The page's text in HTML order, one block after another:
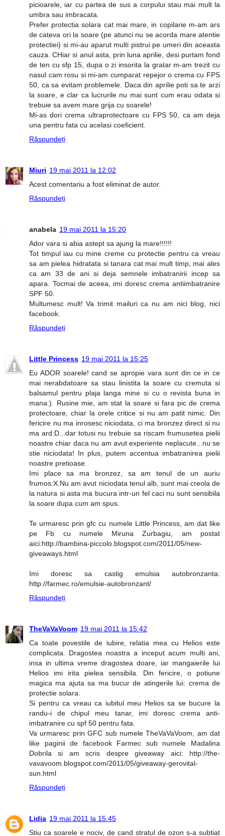
picioarele, iar cu partea de sus a corpului stau mai mult la
umbra sau imbracata.
Prefer protectia solara cat mai mare, in copilarie m-am ars
de cateva ori la soare (pe atunci nu se acorda mare atentie
protectiei) si mi-au aparut multi pistrui pe umeri din aceasta
cauza. CHiar si anul asta, prin luna aprilie, desi purtam fond
de ten cu sfp 15, dupa o zi insorita la gratar m-am trezit cu
nasul cam rosu si mi-am cumparat repejor o crema cu FPS
50, ca sa evitam problemele. Daca din aprilie poti sa te arzi
la soare, e clar ca lucrurile nu mai sunt cum erau odata si
trebuie sa avem mare grija cu soarele!
Mi-as dori crema ultraprotectoare cu FPS 50, ca am deja
una pentru fata cu acelasi coeficient.
Răspundeți
Miuri 19 mai 2011 la 12:02
Acest comentariu a fost eliminat de autor.
Răspundeți
anabela 19 mai 2011 la 15:20
Ador vara si abia astept sa ajung la mare!!!!!!
Tot timpul iau cu mine creme cu protectie pentru ca vreau
sa am pielea hidratata si tanara cat mai mult timp, mai ales
ca am 33 de ani si deja semnele imbatranirii incep sa
apara. Tocmai de aceea, imi doresc crema antiimbatranire
SPF 50.
Multumesc mult! Va trimit mailuri ca nu am nici blog, nici
facebook.
Răspundeți
Little Princess 19 mai 2011 la 15:25
Eu ADOR soarele! cand se apropie vara sunt din ce in ce
mai nerabdatoare sa stau linistita la soare cu cremuta si
balsamul pentru plaja langa mine si cu o revista buna in
mana:). Rusine mie, am stat la soare si fara pic de crema
protectoare, chiar la orele critice si nu am patit nimic. Din
fericire nu ma inrosesc niciodata, ci ma bronzez direct si nu
ma ard:D...dar totusi nu trebuie sa riscam frumusetea pielii
noastre chiar daca nu am avut experiente neplacute...nu se
stie niciodata! In plus, putem accentua imbatranirea pielii
noastre pretioase.
Imi place sa ma bronzez, sa am tenul de un auriu
frumos:X.Nu am avut niciodata tenul alb, sunt mai creola de
la natura si asta ma bucura intr-un fel caci nu sunt sensibila
la soare dupa cum am spus.
Te urmaresc prin gfc cu numele Little Princess, am dat like
pe Fb cu numele Miruna Zurbagiu, am postat
aici:http://bambina-piccolo.blogspot.com/2011/05/new-
giveaways.html
Imi doresc sa castig emulsia autobronzanta:
http://farmec.ro/emulsie-autobronzant/
Răspundeți
TheVaVaVoom 19 mai 2011 la 15:42
Ca toate povestile de iubire, relatia mea cu Helios este
complicata. Dragostea noastra a inceput acum multi ani,
insa in ultima vreme dragostea doare, iar mangaierile lui
Helios imi irita pielea sensibila. Din fericire, o potiune
magica ma ajuta sa ma bucur de atingerile lui: crema de
protectie solara.
Si pentru ca vreau ca iubitul meu Helios sa se bucure la
randu-i de chipul meu tanar, imi doresc crema anti-
imbatranire cu spf 50 pentru fata.
Va urmaresc prin GFC sub numele TheVaVaVoom, am dat
like paginii de facebook Farmec sub numele Madalina
Dobrila si am scris despre giveaway aici: http://the-
vavavoom.blogspot.com/2011/05/giveaway-gerovital-
sun.html
Răspundeți
Lidia 19 mai 2011 la 15:45
Stiu ca soarele e nociv, de cand stratul de ozon s-a subtiat